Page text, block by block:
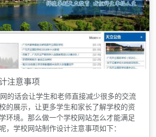
注意事项
的话会让学生和老师直接减少很多的交流
的展示，让更多学生和家长了解学校的资
环境。那么做一个学校网站怎么才能满足
，学校网站制作设计注意事项如下：